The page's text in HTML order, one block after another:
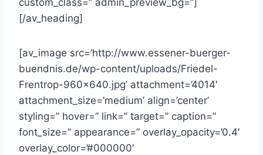
custom_class=” admin_preview_bg=”]
[/av_heading]
[av_image src=’http://www.essener-buerger-
buendnis.de/wp-content/uploads/Friedel-
Frentrop-960×640.jpg’ attachment=’4014′
attachment_size=’medium’ align=’center’
styling=” hover=” link=” target=” caption=”
font_size=” appearance=” overlay_opacity=’0.4′
overlay_color=’#000000′